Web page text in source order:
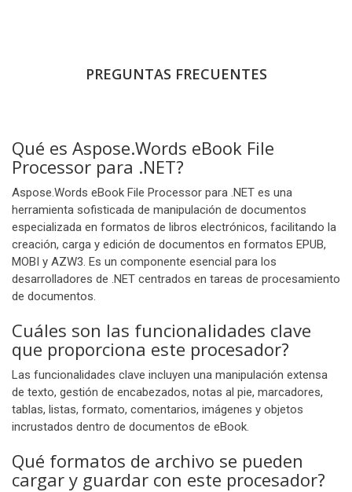
PREGUNTAS FRECUENTES
Qué es Aspose.Words eBook File
Processor para .NET?
Aspose.Words eBook File Processor para .NET es una
herramienta sofisticada de manipulación de documentos
especializada en formatos de libros electrónicos, facilitando la
creación, carga y edición de documentos en formatos EPUB,
MOBI y AZW3. Es un componente esencial para los
desarrolladores de .NET centrados en tareas de procesamiento
de documentos.
Cuáles son las funcionalidades clave
que proporciona este procesador?
Las funcionalidades clave incluyen una manipulación extensa
de texto, gestión de encabezados, notas al pie, marcadores,
tablas, listas, formato, comentarios, imágenes y objetos
incrustados dentro de documentos de eBook.
Qué formatos de archivo se pueden
cargar y guardar con este procesador?